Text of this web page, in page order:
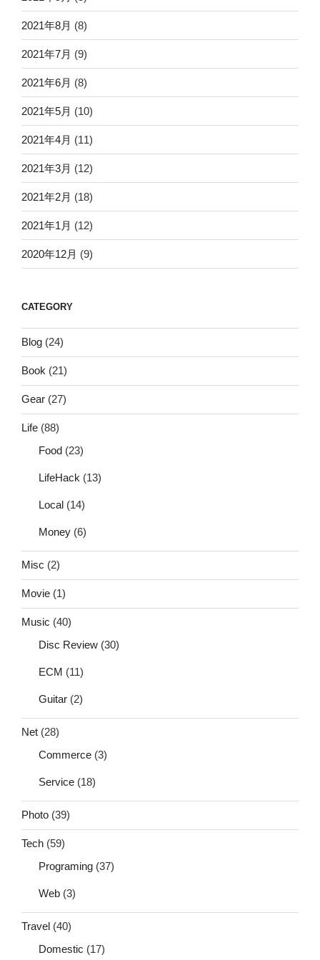
2021年8月 (8)
2021年7月 (9)
2021年6月 (8)
2021年5月 (10)
2021年4月 (11)
2021年3月 (12)
2021年2月 (18)
2021年1月 (12)
2020年12月 (9)
CATEGORY
Blog (24)
Book (21)
Gear (27)
Life (88)
Food (23)
LifeHack (13)
Local (14)
Money (6)
Misc (2)
Movie (1)
Music (40)
Disc Review (30)
ECM (11)
Guitar (2)
Net (28)
Commerce (3)
Service (18)
Photo (39)
Tech (59)
Programing (37)
Web (3)
Travel (40)
Domestic (17)